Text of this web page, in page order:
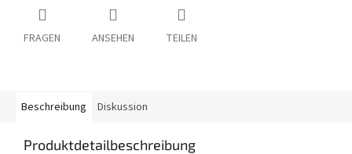
FRAGEN ANSEHEN TEILEN
Beschreibung Diskussion
Produktdetailbeschreibung